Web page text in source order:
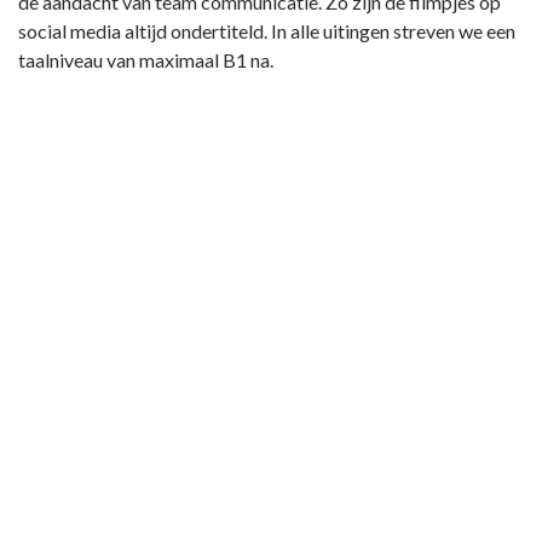
social media altijd ondertiteld. In alle uitingen streven we een
taalniveau van maximaal B1 na.